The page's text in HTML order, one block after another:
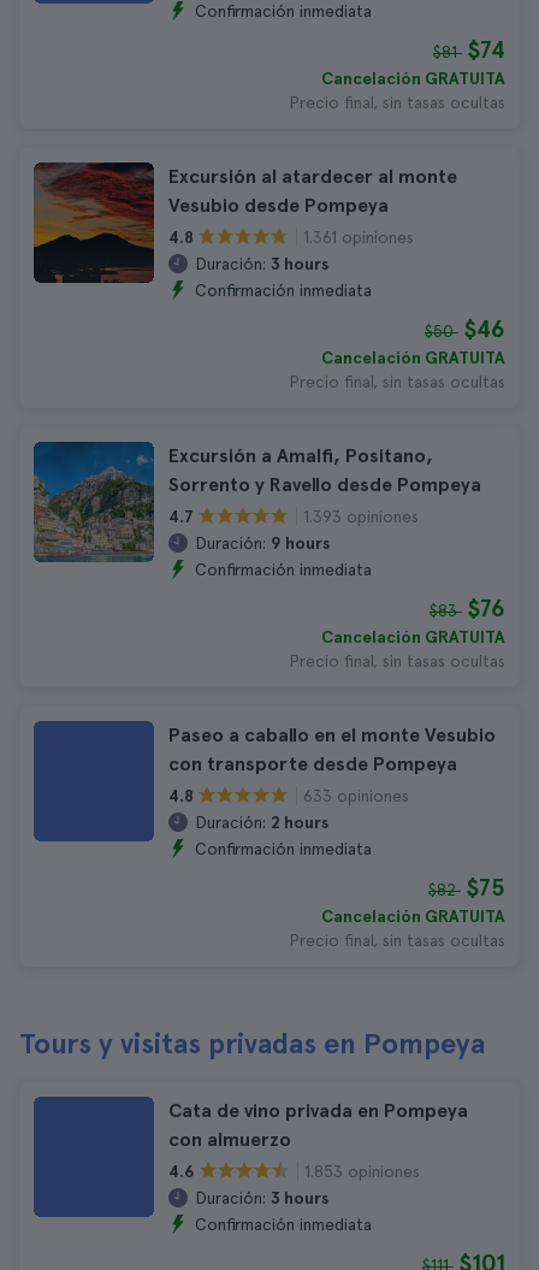
Confirmación inmediata
$81 $74
Cancelación GRATUITA
Precio final, sin tasas ocultas
Excursión al atardecer al monte
Vesubio desde Pompeya
4.8
1.361 opiniones
Duración: 3 hours
Confirmación inmediata
$50 $46
Cancelación GRATUITA
Precio final, sin tasas ocultas
Excursión a Amalfi, Positano,
Sorrento y Ravello desde Pompeya
4.7
1.393 opiniones
Duración: 9 hours
Confirmación inmediata
$83 $76
Cancelación GRATUITA
Precio final, sin tasas ocultas
Paseo a caballo en el monte Vesubio
con transporte desde Pompeya
4.8
633 opiniones
Duración: 2 hours
Confirmación inmediata
$82 $75
Cancelación GRATUITA
Precio final, sin tasas ocultas
Tours y visitas privadas en Pompeya
Cata de vino privada en Pompeya
con almuerzo
4.6
1.853 opiniones
Duración: 3 hours
Confirmación inmediata
$111 $101